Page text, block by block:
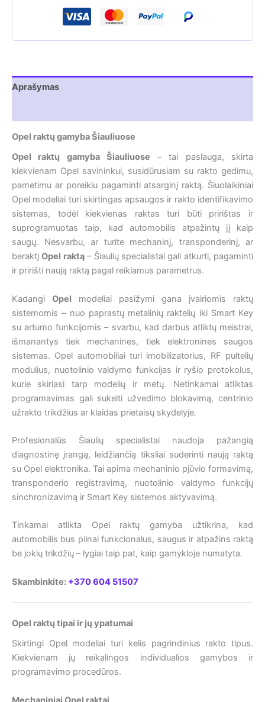
Aprašymas
Opel raktų gamyba Šiauliuose
Opel raktų gamyba Šiauliuose – tai paslauga, skirta
kiekvienam Opel savininkui, susidūrusiam su rakto gedimu,
pametimu ar poreikiu pagaminti atsarginį raktą. Šiuolaikiniai
Opel modeliai turi skirtingas apsaugos ir rakto identifikavimo
sistemas, todėl kiekvienas raktas turi būti pririštas ir
suprogramuotas taip, kad automobilis atpažintų jį kaip
saugų. Nesvarbu, ar turite mechaninį, transponderinį, ar
beraktįOpel raktą– Šiaulių specialistai gali atkurti, pagaminti
ir pririšti naują raktą pagal reikiamus parametrus.
Kadangi Opel modeliai pasižymi gana įvairiomis raktų
sistemomis – nuo paprastų metalinių raktelių iki Smart Key
su artumo funkcijomis – svarbu, kad darbus atliktų meistrai,
išmanantys tiek mechanines, tiek elektronines saugos
sistemas. Opel automobiliai turi imobilizatorius, RF pultelių
modulius, nuotolinio valdymo funkcijas ir ryšio protokolus,
kurie skiriasi tarp modelių ir metų. Netinkamai atliktas
programavimas gali sukelti užvedimo blokavimą, centrinio
užrakto trikdžius ar klaidas prietaisų skydelyje.
Profesionalūs Šiaulių specialistai naudoja pažangią
diagnostinę įrangą, leidžiančią tiksliai suderinti naują raktą
su Opel elektronika. Tai apima mechaninio pjūvio formavimą,
transponderio registravimą, nuotolinio valdymo funkcijų
sinchronizavimą ir Smart Key sistemos aktyvavimą.
Tinkamai atlikta Opel raktų gamyba užtikrina, kad
automobilis bus pilnai funkcionalus, saugus ir atpažins raktą
be jokių trikdžių – lygiai taip pat, kaip gamykloje numatyta.
Skambinkite: +370 604 51507
Opel raktų tipai ir jų ypatumai
Skirtingi Opel modeliai turi kelis pagrindinius rakto tipus.
Kiekvienam jų reikalingos individualios gamybos ir
programavimo procedūros.